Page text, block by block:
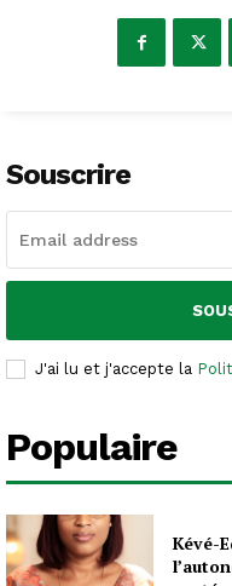
Souscrire
J'ai lu et j'accepte la
Populaire
Kévé-